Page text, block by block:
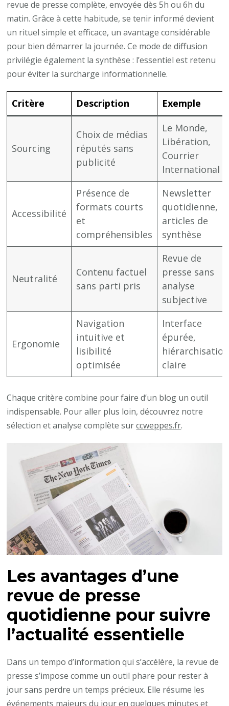
revue de presse complète, envoyée dès 5h ou 6h du
matin. Grâce à cette habitude, se tenir informé devient
un rituel simple et efficace, un avantage considérable
pour bien démarrer la journée. Ce mode de diffusion
privilégie également la synthèse : l’essentiel est retenu
pour éviter la surcharge informationnelle.
Critère Description Exemple
Sourcing
Choix de médias
réputés sans
publicité
Le Monde,
Libération,
Courrier
International
Accessibilité
Présence de
formats courts
et
compréhensibles
Newsletter
quotidienne,
articles de
synthèse
Neutralité
Contenu factuel
sans parti pris
Revue de
presse sans
analyse
subjective
Ergonomie
Navigation
intuitive et
lisibilité
optimisée
Interface
épurée,
hiérarchisation
claire
Chaque critère combine pour faire d’un blog un outil
indispensable. Pour aller plus loin, découvrez notre
sélection et analyse complète surccweppes.fr.
Les avantages d’une
revue de presse
quotidienne pour suivre
l’actualité essentielle
Dans un tempo d’information qui s’accélère, la revue de
presse s’impose comme un outil phare pour rester à
jour sans perdre un temps précieux. Elle résume les
événements majeurs du jour en quelques minutes et